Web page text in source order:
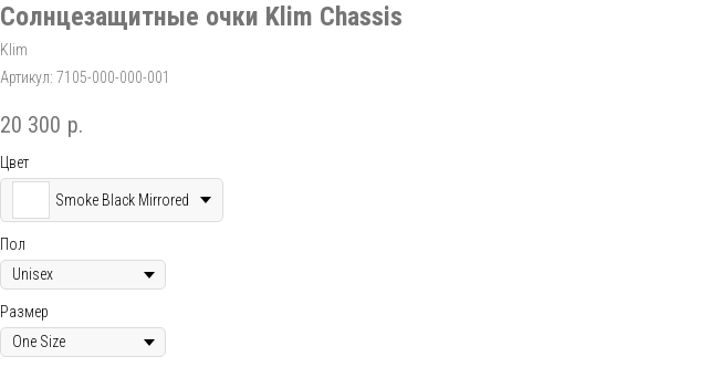
Солнцезащитные очки Klim Chassis
Klim
Артикул: 7105-000-000-001
20 300 р.
Цвет
Smoke Black Mirrored
Пол
Размер